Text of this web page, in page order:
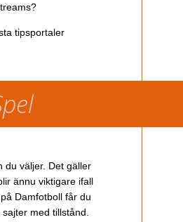
tipsportaler
du väljer. Det gäller
ännu viktigare ifall
Damfotboll får du
med tillstånd.